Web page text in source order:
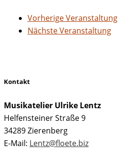
Vorherige Veranstaltung
Nächste Veranstaltung
Kontakt
Musikatelier Ulrike Lentz
Helfensteiner Straße 9
34289 Zierenberg
E-Mail: Lentz@floete.biz